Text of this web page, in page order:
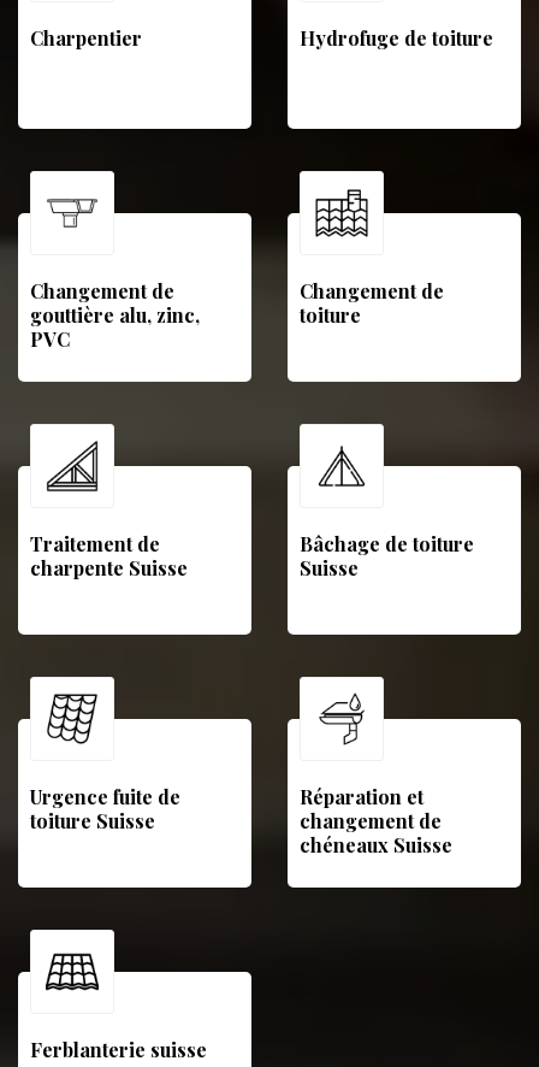
Charpentier Hydrofuge de toiture
Changement de
gouttière alu, zinc,
PVC
Changement de
toiture
Traitement de
charpente Suisse
Bâchage de toiture
Suisse
Urgence fuite de
toiture Suisse
Réparation et
changement de
chéneaux Suisse
Ferblanterie suisse